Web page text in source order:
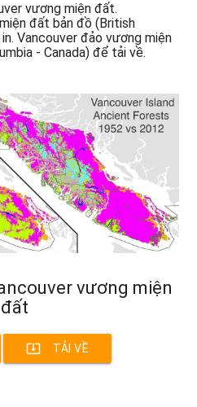
vương miện đất.
đất bản đồ (British
Vancouver đảo vương miện
- Canada) để tải về.
vương miện
đất
system_update_alt TẢI VỀ